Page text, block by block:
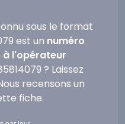
sous le format
est un numéro
l'opérateur
? Laissez
recensons un
fiche.